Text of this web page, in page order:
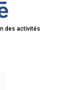
des activités